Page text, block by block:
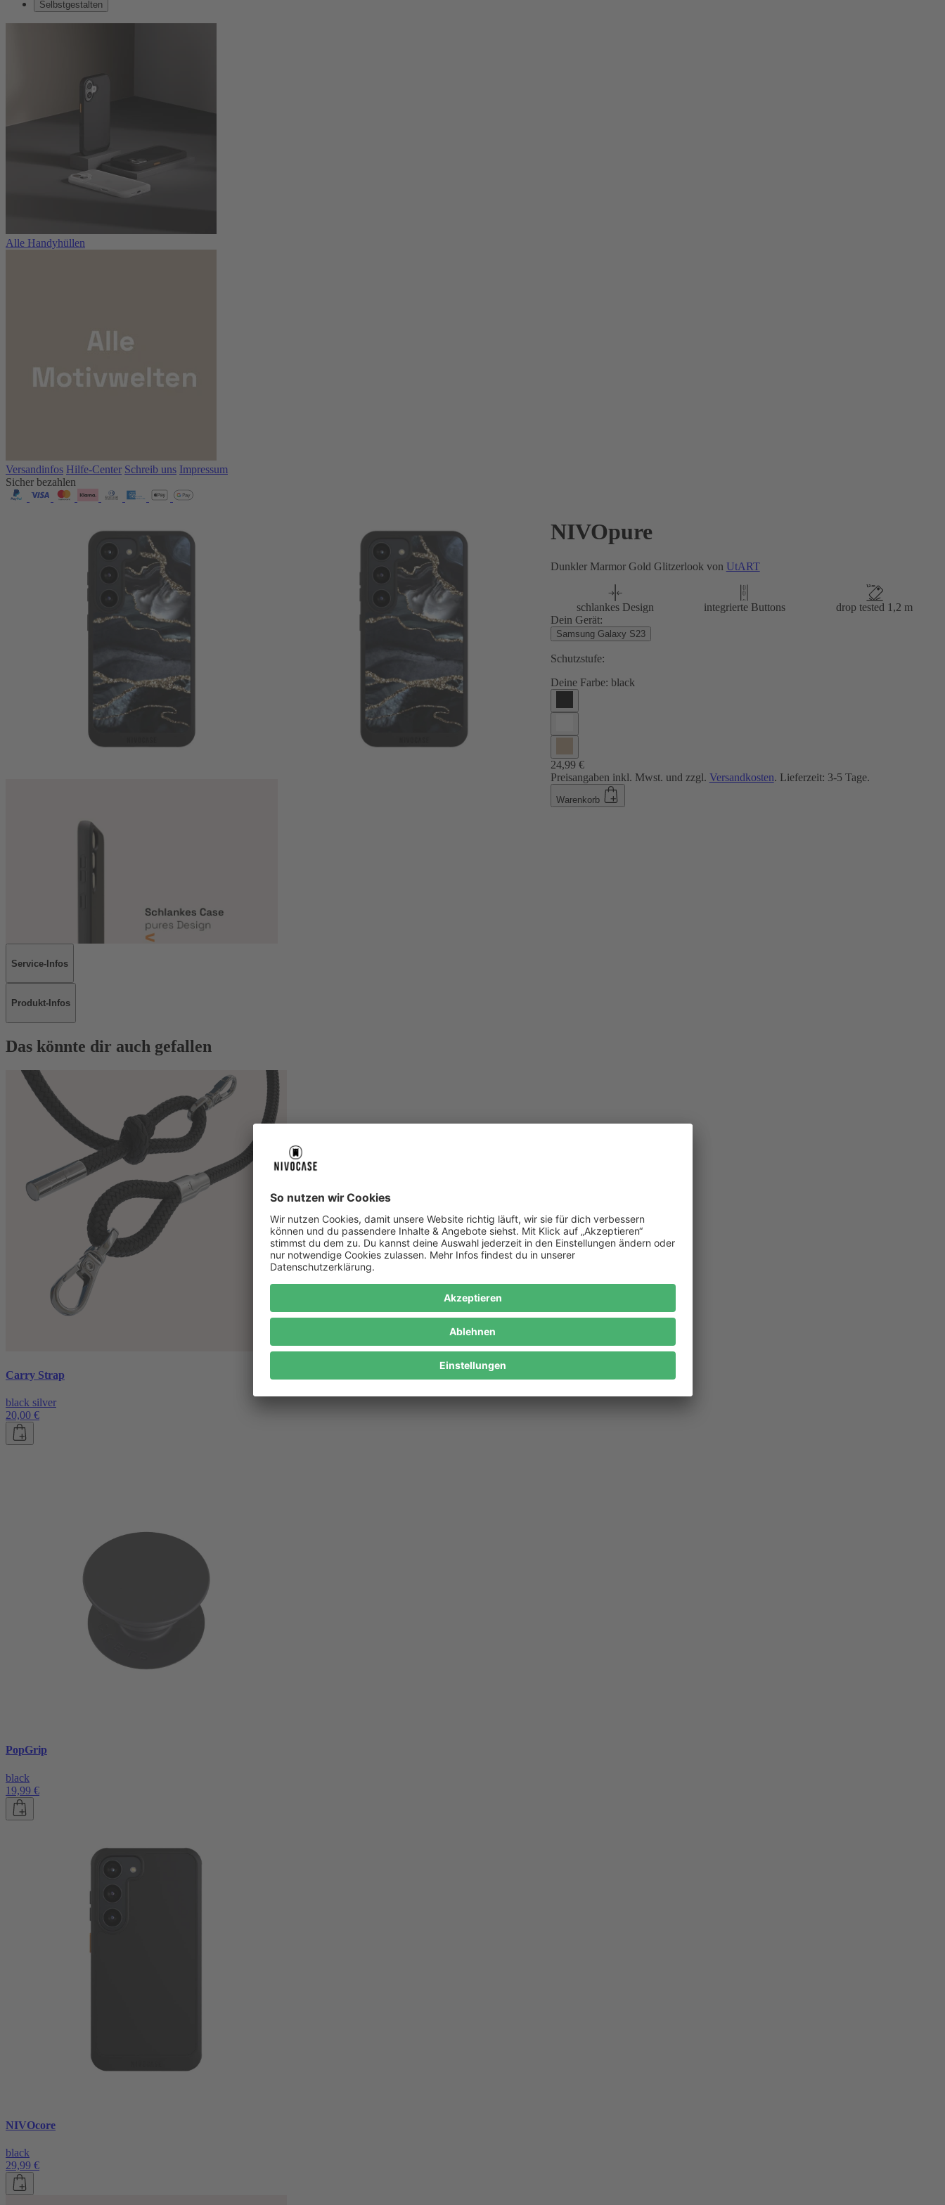
Selbstgestalten
Alle Handyhüllen
Versandinfos Hilfe-Center Schreib uns Impressum
Sicher bezahlen
NIVOpure
Dunkler Marmor Gold Glitzerlook von UtART
schlankes Design integrierte Buttons
drop tested 1,2 m
Dein Gerät:
Samsung Galaxy S23
Schutzstufe:
Deine Farbe: black
24,99 €
Preisangaben inkl. Mwst. und zzgl. Versandkosten. Lieferzeit: 3-5 Tage.
Warenkorb
Service-Infos
Produkt-Infos
Das könnte dir auch gefallen
Carry Strap
black silver
20,00 €
PopGrip
black
19,99 €
NIVOcore
black
29,99 €